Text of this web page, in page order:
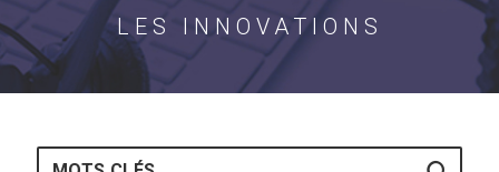
LES INNOVATIONS
Mots-clés